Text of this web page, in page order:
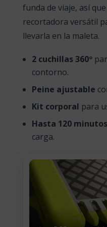
funda de viaje, así
recortadora versátil
llevarla en la maleta.
2 cuchillas 360º
contorno.
Peine ajustable
Kit corporal para
Hasta 120 minutos
carga.